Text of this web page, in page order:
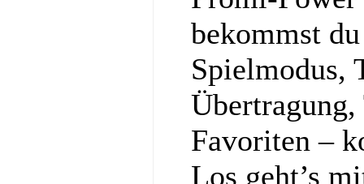
bekommst
Spielmodus,
Favoriten –
Los geht’s